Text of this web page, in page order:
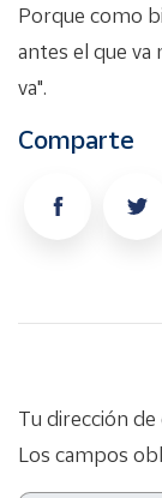
Porque como
antes el que va
va".
Comparte
Tu dirección
Los campos